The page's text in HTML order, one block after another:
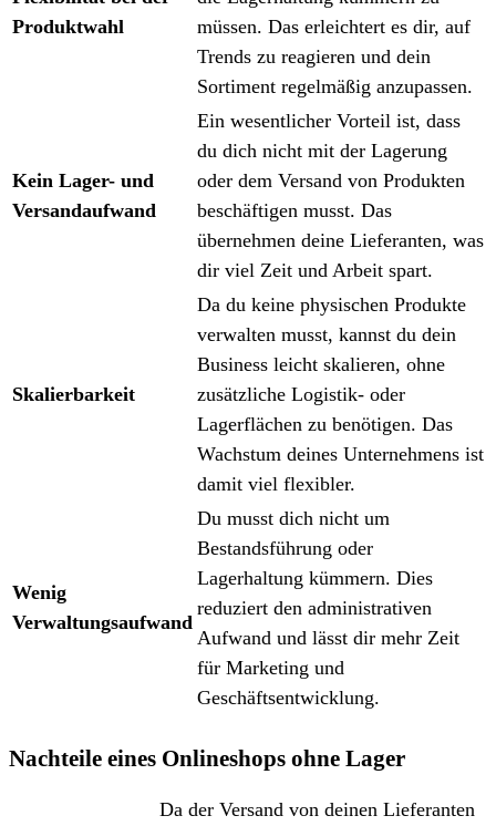
Produktwahl
müssen. Das erleichtert es dir, auf
Trends zu reagieren und dein
Sortiment regelmäßig anzupassen.
Kein Lager- und
Versandaufwand
Ein wesentlicher Vorteil ist, dass
du dich nicht mit der Lagerung
oder dem Versand von Produkten
beschäftigen musst. Das
übernehmen deine Lieferanten, was
dir viel Zeit und Arbeit spart.
Skalierbarkeit
Da du keine physischen Produkte
verwalten musst, kannst du dein
Business leicht skalieren, ohne
zusätzliche Logistik- oder
Lagerflächen zu benötigen. Das
Wachstum deines Unternehmens ist
damit viel flexibler.
Wenig
Verwaltungsaufwand
Du musst dich nicht um
Bestandsführung oder
Lagerhaltung kümmern. Dies
reduziert den administrativen
Aufwand und lässt dir mehr Zeit
für Marketing und
Geschäftsentwicklung.
Nachteile eines Onlineshops ohne Lager
Da der Versand von deinen Lieferanten